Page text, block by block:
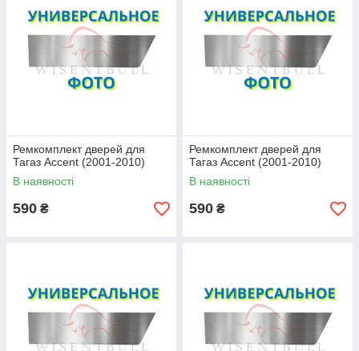
Ремкомплект дверей для
Тагаз Аccent (2001-2010)
В наявності
590 ₴
Ремкомплект дверей для
Тагаз Аccent (2001-2010)
В наявності
590 ₴